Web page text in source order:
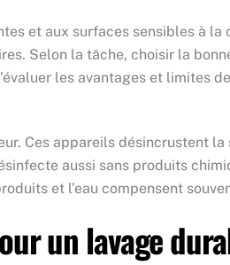
et aux surfaces sensibles à
Selon la tâche, choisir la
les avantages et limites
Ces appareils désincrustent
aussi sans produits
et l’eau compensent
un lavage